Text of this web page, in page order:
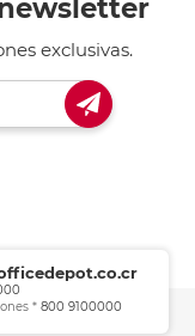
exclusivas.
*800 9100000